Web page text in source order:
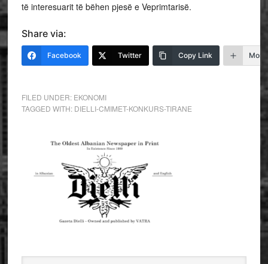
të interesuarit të bëhen pjesë e Veprimtarisë.
Share via:
Facebook Twitter Copy Link More
FILED UNDER: EKONOMI
TAGGED WITH: DIELLI-CMIMET-KONKURS-TIRANE